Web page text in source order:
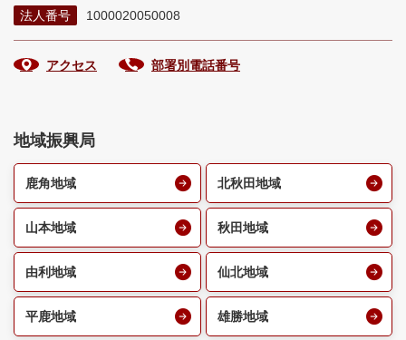
法人番号
1000020050008
アクセス 部署別電話番号
地域振興局
鹿角地域 北秋田地域
山本地域 秋田地域
由利地域 仙北地域
平鹿地域 雄勝地域